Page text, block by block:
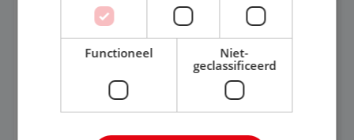
Aalsmeer, Noord-Holland, Nederland
33-36 uur
MBO
Een vakantie plannen is het leukste dat er is. Of
het nu voor jezelf is, of voor een ander: jij vindt
Functioneel
Niet-
geclassificeerd